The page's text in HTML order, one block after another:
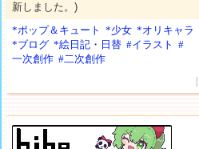
新しました。)
*ポップ＆キュート
*少女 *オリキャラ
*ブログ *絵日記・日替 #イラスト
#
一次創作 #二次創作